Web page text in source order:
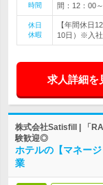
時間
間：12：00
休日
休暇
【年間休日
10日）※入
求人詳細を
株式会社Satisfill | 「
験歓迎◎
ホテルの【マネー
業